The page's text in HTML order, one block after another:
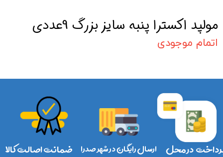
مولپد اکسترا پنبه سایز بزرگ 9عددی
اتمام موجودی
ارسال رایگان در شهر صدرا در محل ضمانت اصالت کالا